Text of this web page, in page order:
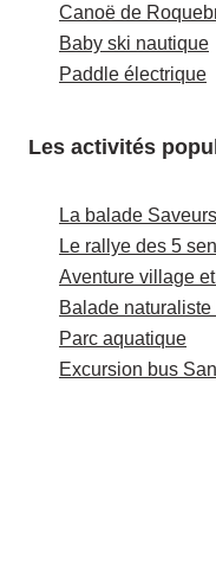
Canoë de
Baby ski nautique
Paddle électrique
Les activités
La balade
Le rallye des 5
Aventure village
Balade
Parc aquatique
Excursion bus